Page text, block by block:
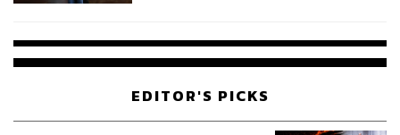
EDITOR'S PICKS